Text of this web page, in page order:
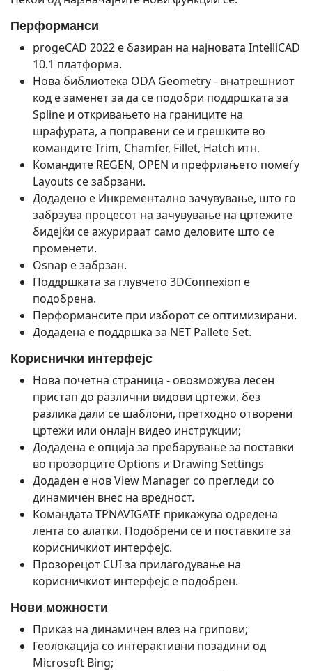
Перформанси
progeCAD 2022 е базиран на најновата IntelliCAD
10.1 платформа.
Нова библиотека ODA Geometry - внатрешниот
код е заменет за да се подобри поддршката за
Spline и откривањето на границите на
шрафурата, а поправени се и грешките во
командите Trim, Chamfer, Fillet, Hatch итн.
Командите REGEN, OPEN и префрлањето помеѓу
Layouts се забрзани.
Додадено е Инкрементално зачувување, што го
забрзува процесот на зачувување на цртежите
бидејќи се ажурираат само деловите што се
променети.
Osnap е забрзан.
Поддршката за глувчето 3DConnexion е
подобрена.
Перформансите при изборот се оптимизирани.
Додадена е поддршка за NET Pallete Set.
Кориснички интерфејс
Нова почетна страница - овозможува лесен
пристап до различни видови цртежи, без
разлика дали се шаблони, претходно отворени
цртежи или онлајн видео инструкции;
Додадена е опција за пребарување за поставки
во прозорците Options и Drawing Settings
Додаден е нов View Manager со прегледи со
динамичен внес на вредност.
Командата TPNAVIGATE прикажува одредена
лента со алатки. Подобрени се и поставките за
корисничкиот интерфејс.
Прозорецот CUI за прилагодување на
корисничкиот интерфејс е подобрен.
Нови можности
Приказ на динамичен влез на грипови;
Геолокација со интерактивни позадини од
Microsoft Bing;